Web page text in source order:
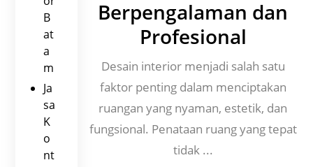
Berpengalaman dan
Profesional
Desain interior menjadi salah satu
faktor penting dalam menciptakan
ruangan yang nyaman, estetik, dan
fungsional. Penataan ruang yang tepat
tidak ...
B
at
a
m
Ja
sa
K
o
nt